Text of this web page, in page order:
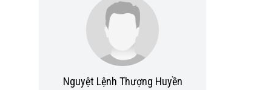
Nguyệt Lệnh Thượng Huyền